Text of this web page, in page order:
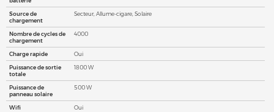
Source de
chargement
Secteur, Allume-cigare, Solaire
Nombre de cycles de
chargement
4000
Charge rapide
Oui
Puissance de sortie
totale
1800 W
Puissance de
panneau solaire
500 W
Wifi
Oui